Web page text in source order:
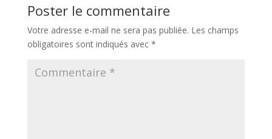
Poster le commentaire
Votre adresse e-mail ne sera pas publiée. Les champs
obligatoires sont indiqués avec *